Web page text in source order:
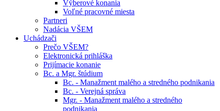
Výberové konania
Voľné pracovné miesta
Partneri
Nadácia VŠEM
Uchádzači
Prečo VŠEM?
Elektronická prihláška
Prijímacie konanie
Bc. a Mgr. štúdium
Bc. - Manažment malého a stredného podnikania
Bc. - Verejná správa
Mgr. - Manažment malého a stredného
podnikania